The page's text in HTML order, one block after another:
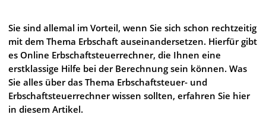
Sie sind allemal im Vorteil, wenn Sie sich schon rechtzeitig
mit dem Thema Erbschaft auseinandersetzen. Hierfür gibt
es Online Erbschaftsteuerrechner, die Ihnen eine
erstklassige Hilfe bei der Berechnung sein können. Was
Sie alles über das Thema Erbschaftsteuer- und
Erbschaftsteuerrechner wissen sollten, erfahren Sie hier
in diesem Artikel.